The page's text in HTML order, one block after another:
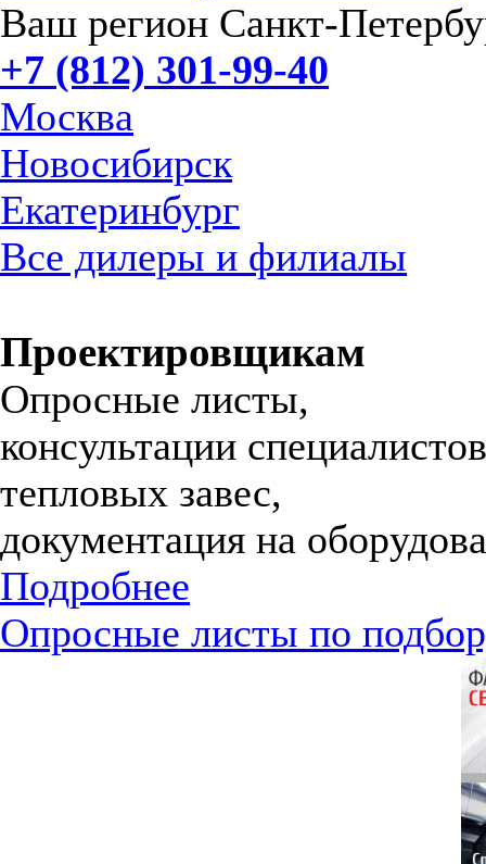
Ваш регион Санкт-
+7 (812) 301-99-40
Москва
Новосибирск
Екатеринбург
Все дилеры и филиалы
Проектировщикам
Опросные листы,
консультации
тепловых завес,
документация на
Подробнее
Опросные листы по